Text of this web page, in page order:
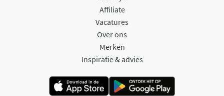
Affiliate
Vacatures
Over ons
Merken
Inspiratie & advies